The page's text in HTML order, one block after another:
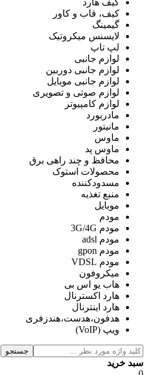
کیف هارد
کیف، قاب و کاور
گیمینگ
لایسنس میکروتیک
لپ تاپ
لوازم جانبی
لوازم جانبی دوربین
لوازم جانبی موبایل
لوازم صوتی و تصویری
لوازم کامپیوتر
مادربورد
مانیتور
ماوس
ماوس پد
محافظ و چند راهی برق
محصولات استوک
مسدودکننده
منبع تغذیه
موبایل
مودم
مودم 3G/4G
مودم adsl
مودم gpon
مودم VDSL
میکروفون
هاب یو اس بی
هارد اكسترنال
هارد اینترنال
هدفون،هدست،هندزفری
ویپ (VoIP)
جستجو
سبد خرید